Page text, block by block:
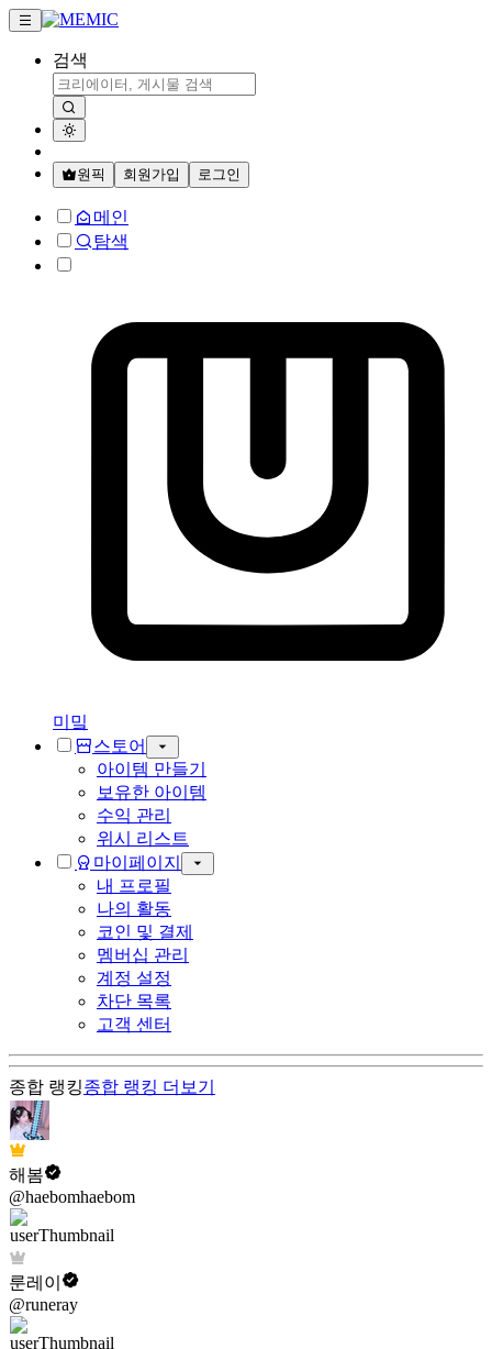
검색
원픽 회원가입 로그인
메인
탐색
미밐
스토어
아이템 만들기
보유한 아이템
수익 관리
위시 리스트
마이페이지
내 프로필
나의 활동
코인 및 결제
멤버십 관리
계정 설정
차단 목록
고객 센터
종합 랭킹종합 랭킹 더보기
해봄
@haebomhaebom
룬레이
@runeray